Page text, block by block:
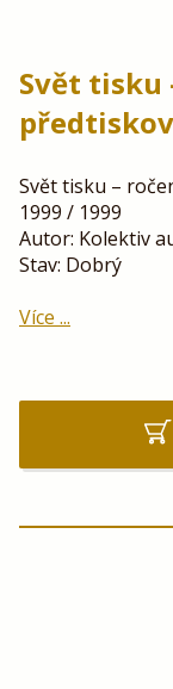
Svět tisku
Svět tisku –
1999 / 1999
Autor: Kolektiv
Stav: Dobrý
Více ...